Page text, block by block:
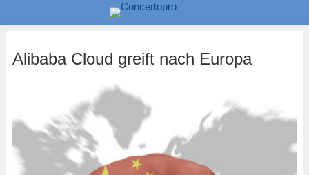
Alibaba Cloud greift nach Europa